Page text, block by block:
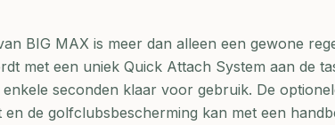
BIG MAX is meer dan alleen een gewone
met een uniek Quick Attach System aan de
seconden klaar voor gebruik. De
de golfclubsbescherming kan met een